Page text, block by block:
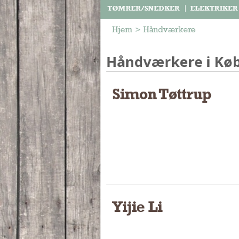
TØMRER/SNEDKER ELEKTRIKER
Hjem > Håndværkere
Håndværkere i
Simon Tøttrup
Yijie Li